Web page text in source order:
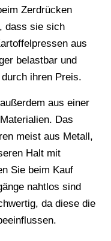
Zerdrücken
dass sie sich
aus
belastbar und
ihren Preis.
aus einer
Das
meist aus Metall,
Halt mit
Sie beim Kauf
nahtlos sind
da diese die